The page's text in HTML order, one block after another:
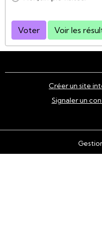
Voter Voir les
Créer un site
Signaler un